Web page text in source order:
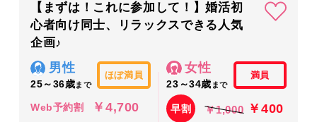
【まずは！これに参加して！】婚活初
心者向け同士、リラックスできる人気
企画♪
男性
25～36歳まで
ほぼ満員
Web予約割 ￥4,700
女性
23～34歳 まで
満員
早割 ￥1,000 ￥400